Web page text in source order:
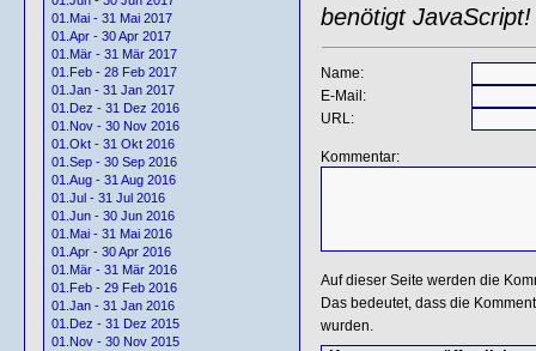
01.Mai - 31 Mai 2017
01.Apr - 30 Apr 2017
01.Mär - 31 Mär 2017
01.Feb - 28 Feb 2017
01.Jan - 31 Jan 2017
01.Dez - 31 Dez 2016
01.Nov - 30 Nov 2016
01.Okt - 31 Okt 2016
01.Sep - 30 Sep 2016
01.Aug - 31 Aug 2016
01.Jul - 31 Jul 2016
01.Jun - 30 Jun 2016
01.Mai - 31 Mai 2016
01.Apr - 30 Apr 2016
01.Mär - 31 Mär 2016
01.Feb - 29 Feb 2016
01.Jan - 31 Jan 2016
01.Dez - 31 Dez 2015
01.Nov - 30 Nov 2015
benötigt JavaScript!
Name:
E-Mail:
URL:
Kommentar:
Auf dieser Seite werden die
Das bedeutet, dass die
wurden.